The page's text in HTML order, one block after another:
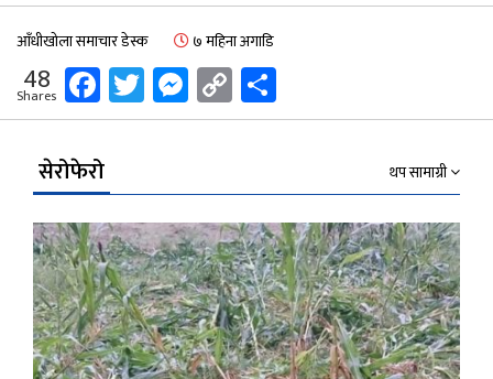
आँधीखोला समाचार डेस्क ७ महिना अगाडि
48
Shares Facebook
Twitter
Messenger
Copy
Link
सेरोफेरो थप सामाग्री